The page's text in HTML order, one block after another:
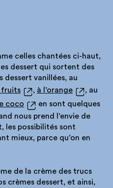
celles chantées ci-haut,
dessert qui sortent des
dessert vanillées, au
fruits , à l’orange
, au
coco
en sont quelques
nous prend l’envie de
les possibilités sont
mieux, parce qu’on en
de la crème des trucs
crèmes dessert, et ainsi,